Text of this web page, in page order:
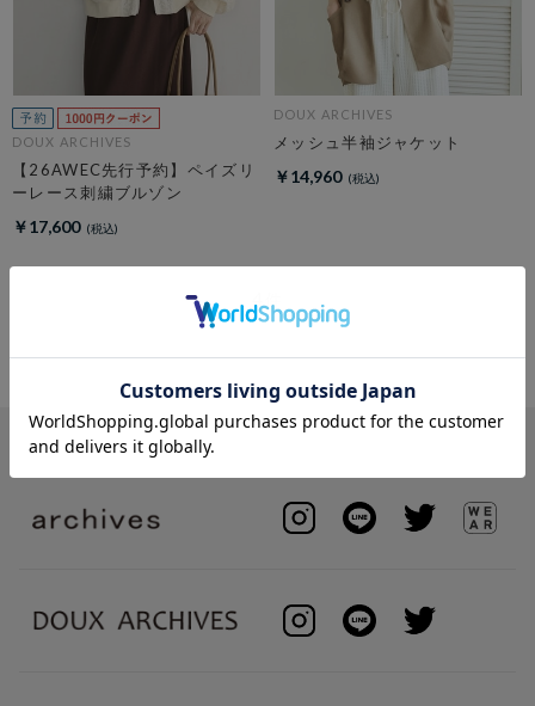
DOUX ARCHIVES
【26AWEC先行予約】ペイズリ
ーレース刺繍ブルゾン
￥17,600
DOUX ARCHIVES
メッシュ半袖ジャケット
￥14,960